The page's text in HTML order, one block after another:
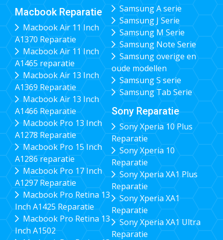
Macbook Reparatie
Macbook Air 11 Inch
A1370 Reparatie
Macbook Air 11 Inch
A1465 reparatie
Macbook Air 13 Inch
A1369 Reparatie
Macbook Air 13 Inch
A1466 Reparatie
Macbook Pro 13 Inch
A1278 Reparatie
Macbook Pro 15 Inch
A1286 reparatie
Macbook Pro 17 Inch
A1297 Reparatie
Macbook Pro Retina 13
Inch A1425 Reparatie
Macbook Pro Retina 13
Inch A1502
Samsung A serie
Samsung J Serie
Samsung M Serie
Samsung Note Serie
Samsung overige en
oude modellen
Samsung S serie
Samsung Tab Serie
Sony Reparatie
Sony Xperia 10 Plus
Reparatie
Sony Xperia 10
Reparatie
Sony Xperia XA1 Plus
Reparatie
Sony Xperia XA1
Reparatie
Sony Xperia XA1 Ultra
Reparatie